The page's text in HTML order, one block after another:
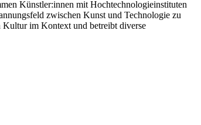
Künstler:innen mit Hochtechnologieinstituten
zwischen Kunst und Technologie zu
im Kontext und betreibt diverse